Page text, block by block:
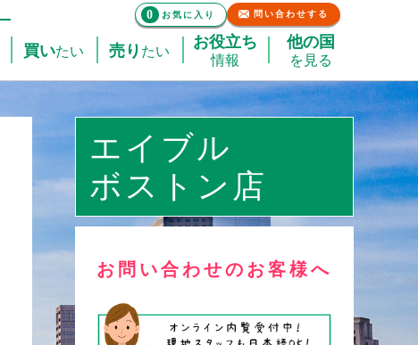
買いたい 売り たい お役立ち
情報
他の国
を見る
0 お気に入り 問い合わせする
エイブル
ボストン店
お問い合わせのお客様へ